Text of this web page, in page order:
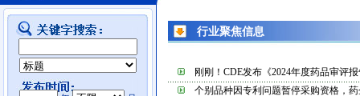
行业聚焦信息
刚刚！CDE发布《2024年度药品审评
个别品种因专利问题暂停采购资格，